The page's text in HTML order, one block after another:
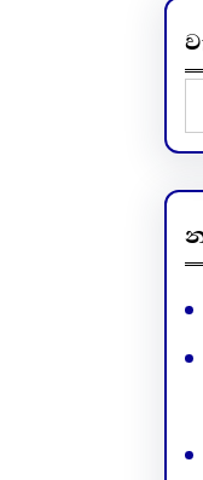
e
a
r
c
h